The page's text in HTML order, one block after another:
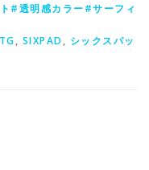
#透明感カラー#サーフィ
, SIXPAD , シックスパッ